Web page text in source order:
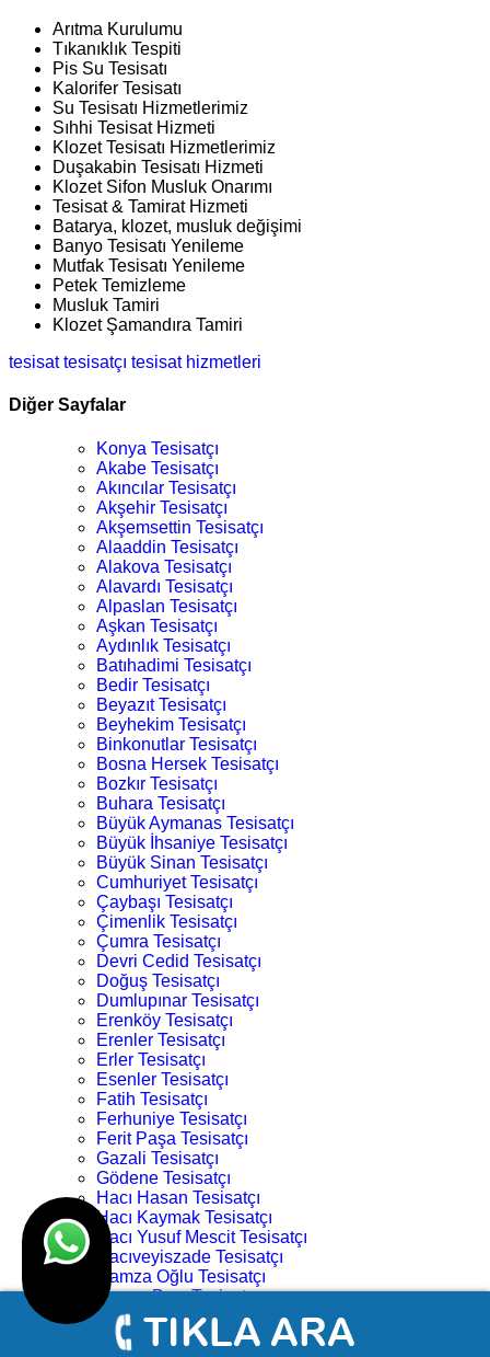
Arıtma Kurulumu
Tıkanıklık Tespiti
Pis Su Tesisatı
Kalorifer Tesisatı
Su Tesisatı Hizmetlerimiz
Sıhhi Tesisat Hizmeti
Klozet Tesisatı Hizmetlerimiz
Duşakabin Tesisatı Hizmeti
Klozet Sifon Musluk Onarımı
Tesisat & Tamirat Hizmeti
Batarya, klozet, musluk değişimi
Banyo Tesisatı Yenileme
Mutfak Tesisatı Yenileme
Petek Temizleme
Musluk Tamiri
Klozet Şamandıra Tamiri
tesisattesisatçı tesisat hizmetleri
Diğer Sayfalar
Konya Tesisatçı
Akabe Tesisatçı
Akıncılar Tesisatçı
Akşehir Tesisatçı
Akşemsettin Tesisatçı
Alaaddin Tesisatçı
Alakova Tesisatçı
Alavardı Tesisatçı
Alpaslan Tesisatçı
Aşkan Tesisatçı
Aydınlık Tesisatçı
Batıhadimi Tesisatçı
Bedir Tesisatçı
Beyazıt Tesisatçı
Beyhekim Tesisatçı
Binkonutlar Tesisatçı
Bosna Hersek Tesisatçı
Bozkır Tesisatçı
Buhara Tesisatçı
Büyük Aymanas Tesisatçı
Büyük İhsaniye Tesisatçı
Büyük Sinan Tesisatçı
Cumhuriyet Tesisatçı
Çaybaşı Tesisatçı
Çimenlik Tesisatçı
Çumra Tesisatçı
Devri Cedid Tesisatçı
Doğuş Tesisatçı
Dumlupınar Tesisatçı
Erenköy Tesisatçı
Erenler Tesisatçı
Erler Tesisatçı
Esenler Tesisatçı
Fatih Tesisatçı
Ferhuniye Tesisatçı
Ferit Paşa Tesisatçı
Gazali Tesisatçı
Gödene Tesisatçı
Hacı Hasan Tesisatçı
Hacı Kaymak Tesisatçı
Hacı Yusuf Mescit Tesisatçı
Hacıveyiszade Tesisatçı
Hamza Oğlu Tesisatçı
Hanay Başı Tesisatçı
Harmancık Tesisatçı
Hocacihan Tesisatçı